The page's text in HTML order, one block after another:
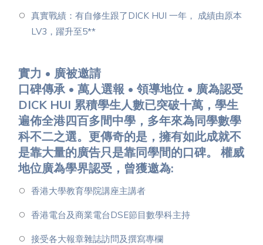
真實戰績：有自修生跟了DICK HUI 一年， 成績由原本
LV3，躍升至5**
實力 • 廣被邀請
口碑傳承 • 萬人選報 • 領導地位 • 廣為認受
DICK HUI 累積學生人數已突破十萬，學生
遍佈全港四百多間中學，多年來為同學數學
科不二之選。更傳奇的是，擁有如此成就不
是靠大量的廣告只是靠同學間的口碑。 權威
地位廣為學界認受，曾獲邀為:
香港大學教育學院講座主講者
香港電台及商業電台DSE節目數學科主持
接受各大報章雜誌訪問及撰寫專欄